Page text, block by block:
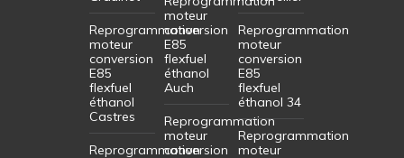
Reprogrammation
moteur
conversion
E85
flexfuel
éthanol
Castres
Reprogrammation
moteur
conversion
E85
flexfuel
éthanol
Auch
Reprogrammation
moteur
conversion
Reprogrammation
moteur
conversion
E85
flexfuel
éthanol 34
Reprogrammation
moteur